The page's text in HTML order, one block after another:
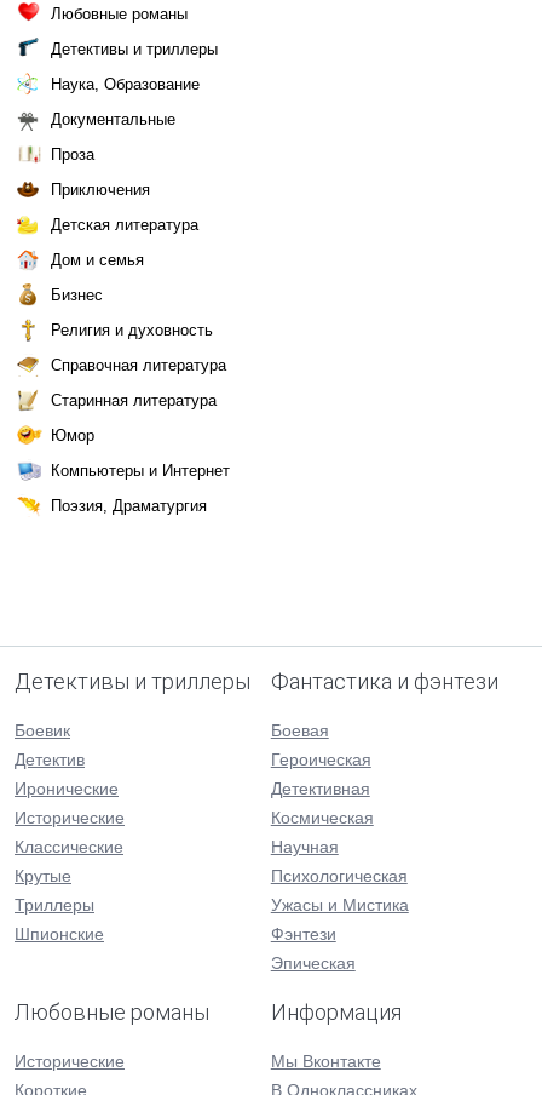
Любовные романы
Детективы и триллеры
Наука, Образование
Документальные
Проза
Приключения
Детская литература
Дом и семья
Бизнес
Религия и духовность
Справочная литература
Старинная литература
Юмор
Компьютеры и Интернет
Поэзия, Драматургия
Детективы и триллеры
Боевик
Детектив
Иронические
Исторические
Классические
Крутые
Триллеры
Шпионские
Фантастика и фэнтези
Боевая
Героическая
Детективная
Космическая
Научная
Психологическая
Ужасы и Мистика
Фэнтези
Эпическая
Любовные романы
Исторические
Короткие
Информация
Мы Вконтакте
В Одноклассниках